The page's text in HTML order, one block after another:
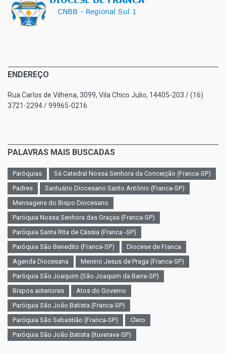
ENDEREÇO
Rua Carlos de Vilhena, 3099, Vila Chico Julio, 14405-203 / (16)
3721-2294 / 99965-0216
PALAVRAS MAIS BUSCADAS
Paróquias
Sé Catedral Nossa Senhora da Conceição (Franca-SP)
Padres
Santuário Diocesano Santo Antônio (Franca-SP)
Mensagens do Bispo Diocesano
Paróquia Nossa Senhora das Graças (Franca-SP)
Paróquia Santa Rita de Cássia (Franca -SP)
Paróquia São Benedito (Franca-SP)
Diocese de Franca
Agenda Diocesana
Menino Jesus de Praga (Franca-SP)
Paróquia São Joaquim (São Joaquim da Barra-SP)
Bispos anteriores
Atos do Governo
Paróquia São João Batista (Franca-SP)
Paróquia São Sebastião (Franca-SP)
Clero
Paróquia São João Batista (Ituverava-SP)